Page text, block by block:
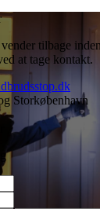
tilbage
at tage kontakt.
Storkøbenhavn